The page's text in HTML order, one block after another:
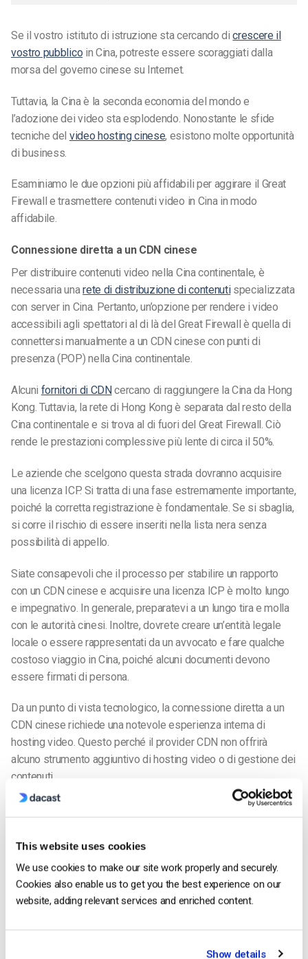
This website uses cookies
We use cookies to make our site work properly and securely.
Cookies also enable us to get you the best experience on our
website, adding relevant services and enriched content.
Show details
Se il vostro istituto di istruzione sta cercando dicrescere il
vostro pubblico in Cina, potreste essere scoraggiati dalla
morsa del governo cinese su Internet.
Tuttavia, la Cina è la seconda economia del mondo e
l’adozione dei video sta esplodendo. Nonostante le sfide
tecniche del video hosting cinese, esistono molte opportunità
di business.
Esaminiamo le due opzioni più affidabili per aggirare il Great
Firewall e trasmettere contenuti video in Cina in modo
affidabile.
Connessione diretta a un CDN cinese
Per distribuire contenuti video nella Cina continentale, è
necessaria unarete di distribuzione di contenutispecializzata
con server in Cina. Pertanto, un’opzione per rendere i video
accessibili agli spettatori al di là del Great Firewall è quella di
connettersi manualmente a un CDN cinese con punti di
presenza (POP) nella Cina continentale.
Alcuni fornitori di CDNcercano di raggiungere la Cina da Hong
Kong. Tuttavia, la rete di Hong Kong è separata dal resto della
Cina continentale e si trova al di fuori del Great Firewall. Ciò
rende le prestazioni complessive più lente di circa il 50%.
Le aziende che scelgono questa strada dovranno acquisire
una licenza ICP. Si tratta di una fase estremamente importante,
poiché la corretta registrazione è fondamentale. Se si sbaglia,
si corre il rischio di essere inseriti nella lista nera senza
possibilità di appello.
Siate consapevoli che il processo per stabilire un rapporto
con un CDN cinese e acquisire una licenza ICP è molto lungo
e impegnativo. In generale, preparatevi a un lungo tira e molla
con le autorità cinesi. Inoltre, dovrete creare un’entità legale
locale o essere rappresentati da un avvocato e fare qualche
costoso viaggio in Cina, poiché alcuni documenti devono
essere firmati di persona.
Da un punto di vista tecnologico, la connessione diretta a un
CDN cinese richiede una notevole esperienza interna di
hosting video. Questo perché il provider CDN non offrirà
alcuno strumento aggiuntivo di hosting video o di gestione dei
contenuti.
una soluzione più semplice ed economica per distribuire
contenuti video in Cina.
Tuttavia, non tutte le piattaforme video sono uguali quando si
piattaforme di video online non hanno le autorizzazioni
necessarie per distribuire contenuti in Cina.